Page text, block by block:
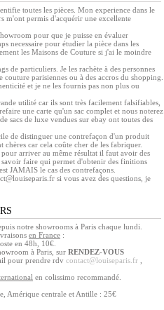
toutes les pièces. Mon experience dans le
m'ont permis d'acquérir une excellente
pour que je puisse en évaluer
necessaire pour étudier la pièce dans les
les Maisons de Couture si j'ai le moindre
de particuliers. Je les rachète à des personnes
parisiennes ou à des accros du shopping.
et je ne les fournis pas non plus ou
utilité car ils sont très facilement falsifiables,
une carte qu'un sac complet et nous noterez
sacs de luxe vendues sur ebay ont toutes des
de distinguer une contrefaçon d'un produit
chères car cela coûte cher de les fabriquer.
arriver au même résultat il faut avoir des
savoir faire qui permet d'obtenir des finitions
JAMAIS le cas des contrefaçons.
si vous avez des questions, je
notre showrooms à Paris chaque lundi.
en France :
en 48h, 10€.
à Paris, sur RENDEZ-VOUS
pour prendre rdv contact@louiseparis.fr
en colissimo recommandé.
Amérique centrale et Antille : 25€